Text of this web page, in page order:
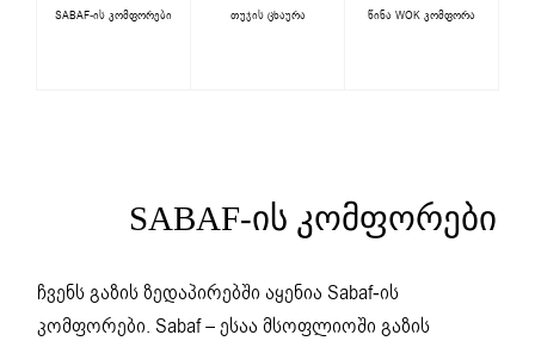
SABAF-ის კომფორები თუჯის ცხაურა წინა WOK კომფორა
SABAF-ᲘᲡ ᲙᲝᲛᲤᲝᲠᲔᲑᲘ
ჩვენს გაზის ზედაპირებში აყენია Sabaf-ის
კომფორები. Sabaf – ესაა მსოფლიოში გაზის